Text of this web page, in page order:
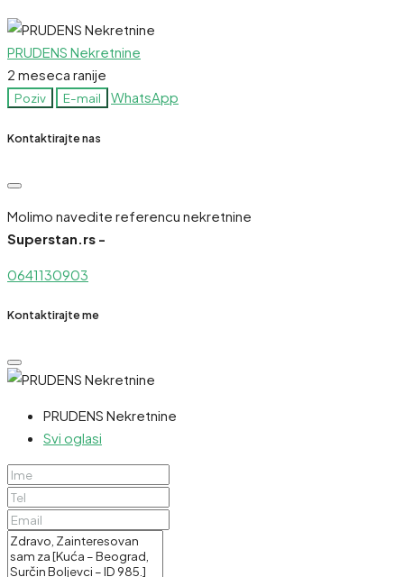
PRUDENS Nekretnine
2 meseca ranije
Poziv E-mail WhatsApp
Kontaktirajte nas
Molimo navedite referencu nekretnine
Superstan.rs -
0641130903
Kontaktirajte me
PRUDENS Nekretnine
Svi oglasi